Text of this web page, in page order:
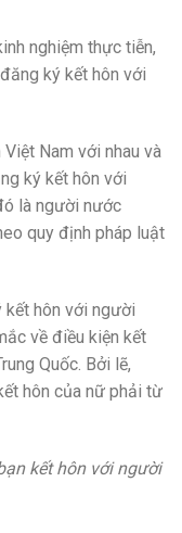
nghiệm thực tiễn,
ký kết hôn với
Nam với nhau và
ký kết hôn với
là người nước
quy định pháp luật
hôn với người
về điều kiện kết
Quốc. Bởi lẽ,
hôn của nữ phải từ
kết hôn với người